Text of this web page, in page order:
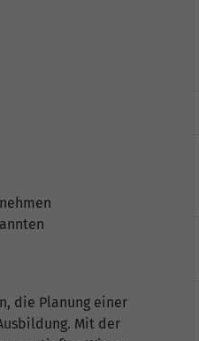
die Planung einer
Mit der